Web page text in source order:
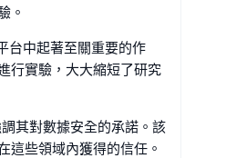
。
台中起著至關重要的作
行實驗，大大縮短了研究
其對數據安全的承諾。該
這些領域內獲得的信任。